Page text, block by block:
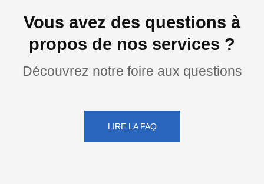
Vous avez des questions à
propos de nos services ?
Découvrez notre foire aux questions
LIRE LA FAQ